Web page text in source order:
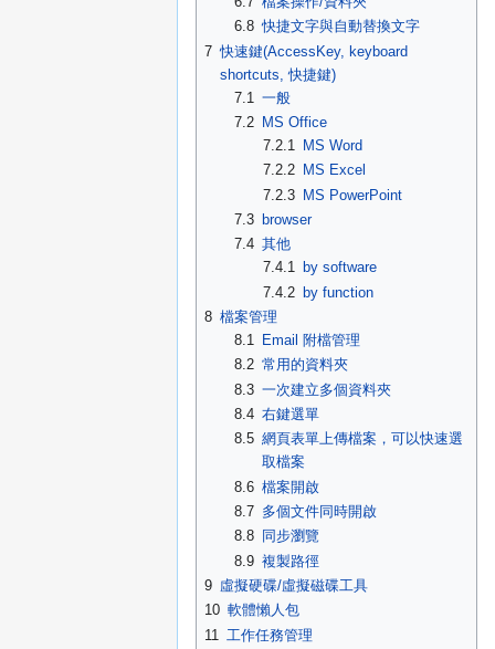
6.8 快捷文字與自動替換文字
7 快速鍵(AccessKey, keyboard
shortcuts, 快捷鍵)
7.1 一般
7.2
MS Office
7.2.1
MS Word
7.2.2 MS Excel
7.2.3 MS PowerPoint
7.3
browser
7.4 其他
7.4.1 by software
7.4.2 by function
8 檔案管理
8.1
Email 附檔管理
8.2 常用的資料夾
8.3 一次建立多個資料夾
8.4 右鍵選單
8.5 網頁表單上傳檔案，可以快速選
取檔案
8.6 檔案開啟
8.7 多個文件同時開啟
8.8
同步瀏覽
8.9 複製路徑
9 虛擬硬碟/虛擬磁碟工具
10 軟體懶人包
11
工作任務管理